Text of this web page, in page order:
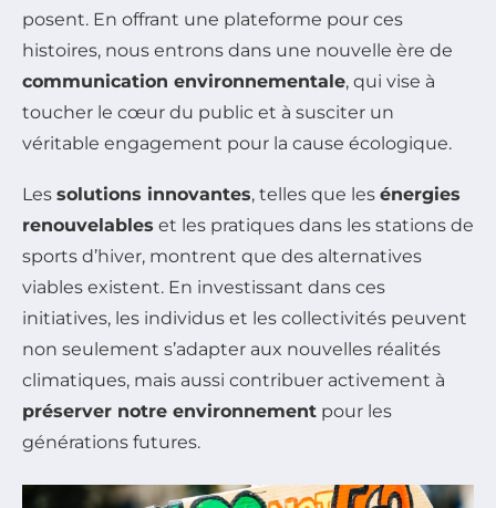
posent. En offrant une plateforme pour ces
histoires, nous entrons dans une nouvelle ère de
communication environnementale, qui vise à
toucher le cœur du public et à susciter un
véritable engagement pour la cause écologique.
Les solutions innovantes, telles que les énergies
renouvelables et les pratiques dans les stations de
sports d’hiver, montrent que des alternatives
viables existent. En investissant dans ces
initiatives, les individus et les collectivités peuvent
non seulement s’adapter aux nouvelles réalités
climatiques, mais aussi contribuer activement à
préserver notre environnement pour les
générations futures.